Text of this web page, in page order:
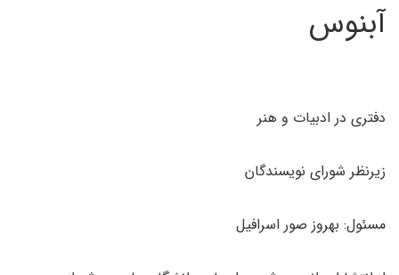
آبنوس
دفتری در ادبیات و هنر
زیرنظر شورای نویسندگان
مسئول: بهروز صور اسرافیل